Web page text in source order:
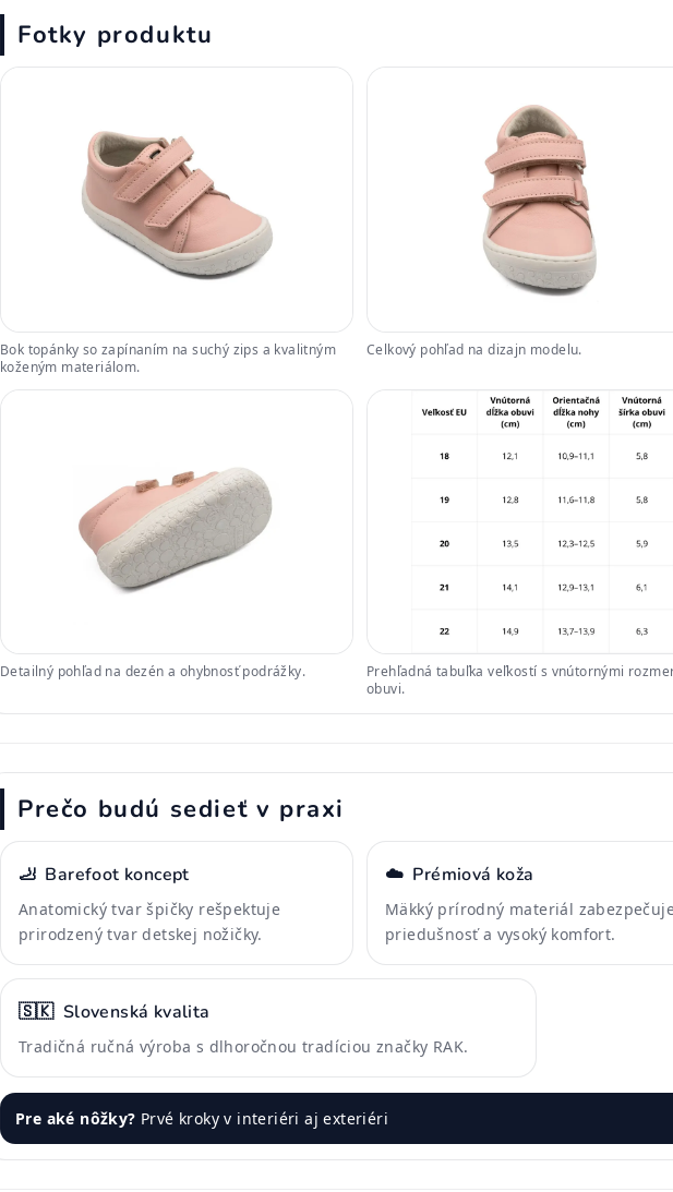
Fotky produktu
Bok topánky so zapínaním na suchý zips a kvalitným
koženým materiálom.
Celkový pohľad na dizajn modelu.
Detailný pohľad na dezén a ohybnosť podrážky.
Prehľadná tabuľka veľkostí s vnútornými
obuvi.
Prečo budú sedieť v praxi
🦶 Barefoot koncept
Anatomický tvar špičky rešpektuje
prirodzený tvar detskej nožičky.
☁️ Prémiová koža
Mäkký prírodný materiál
priedušnosť a vysoký komfort.
🇸🇰 Slovenská kvalita
Tradičná ručná výroba s dlhoročnou tradíciou značky RAK.
Pre aké nôžky? Prvé kroky v interiéri aj exteriéri